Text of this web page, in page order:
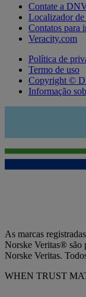
Contate a
Localizador
Contatos para
Veracity.com
Política de
Termo de uso
Copyright ©
Informação
As marcas
Norske Veritas® são
Norske Veritas.
WHEN TRUST